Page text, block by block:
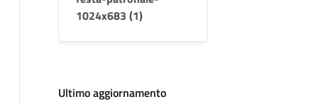
1024x683 (1)
Ultimo aggiornamento